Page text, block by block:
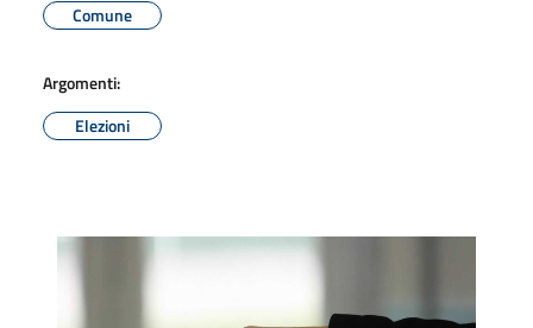
Comune
Argomenti:
Elezioni